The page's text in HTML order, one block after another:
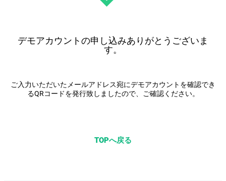
デモアカウントの申し込みありがとうございま
す。
ご入力いただいたメールアドレス宛にデモアカウントを確認でき
るQRコードを発行致しましたので、ご確認ください。
TOPへ戻る